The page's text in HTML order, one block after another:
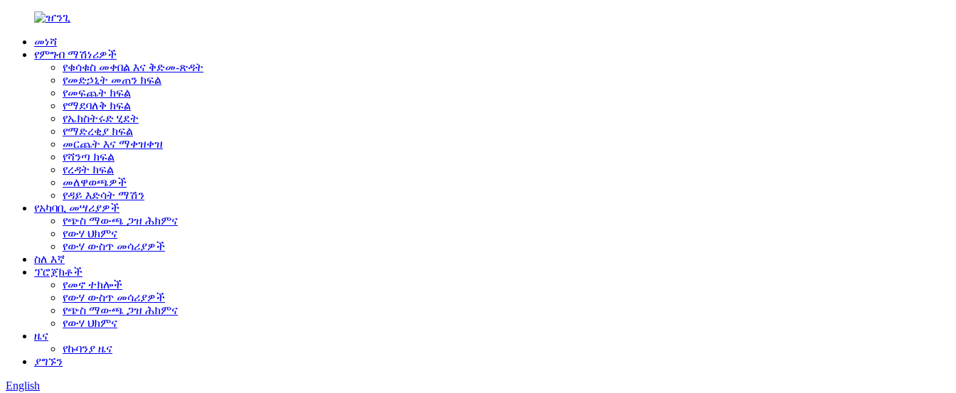
መነሻ
የምግብ ማሽነሪዎች
የቁሳቁስ መቀበል እና ቅድመ-ጽዳት
የመድኃኒት መጠን ክፍል
የመፍጨት ክፍል
የማደባለቅ ክፍል
የኤክስትሩድ ሂደት
የማድረቂያ ክፍል
መርጨት እና ማቀዝቀዝ
የሻንጣ ክፍል
የረዳት ክፍል
መለዋወጫዎች
የዳይ እድሳት ማሽን
የአካባቢ መሣሪያዎች
የጭስ ማውጫ ጋዝ ሕክምና
የውሃ ህክምና
የውሃ ውስጥ መሳሪያዎች
ስለ እኛ
ፕሮጀክቶች
የመኖ ተክሎች
የውሃ ውስጥ መሳሪያዎች
የጭስ ማውጫ ጋዝ ሕክምና
የውሃ ህክምና
ዜና
የኩባንያ ዜና
ያግኙን
English